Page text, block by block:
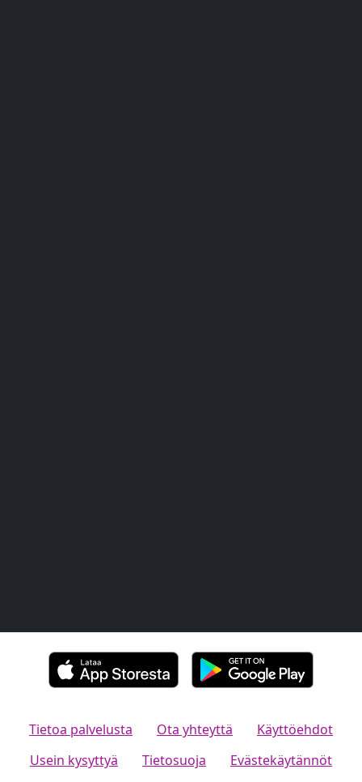
Tietoa palvelusta Ota yhteyttä
Käyttöehdot
Usein kysyttyä
Tietosuoja Evästekäytännöt